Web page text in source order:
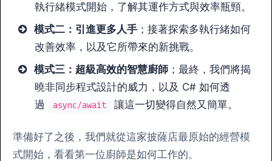
執行緒模式開始，了解其運作方式與效率瓶頸。
模式二：引進更多人手 ；接著探索多執行緒如何
改善效率，以及它所帶來的新挑戰。
模式三：超級高效的智慧廚師 ；最終，我們將揭
曉非同步程式設計的威力，以及 C# 如何透
過
async/await 讓這一切變得自然又簡單。
準備好了之後，我們就從這家披薩店最原始的經營模
式開始，看看第一位廚師是如何工作的。